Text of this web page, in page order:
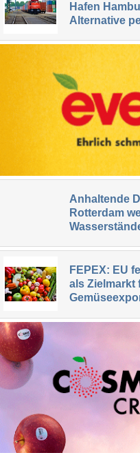
Hafen
Alternative
Anhaltende
Rotterdam
FEPEX: EU
als Zielmarkt